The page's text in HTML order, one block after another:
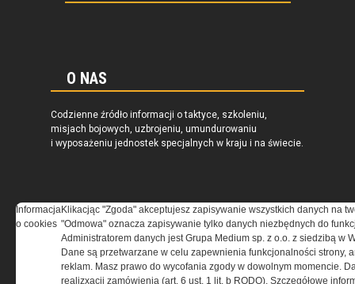
O NAS
Codzienne źródło informacji o taktyce, szkoleniu,
misjach bojowych, uzbrojeniu, umundurowaniu
i wyposażeniu jednostek specjalnych w kraju i na świecie.
REGULAMIN
Regulamin określa zasady korzystania z portalu
www.special-ops.pl
Informacja
o cookies
Klikacjąc "Zgoda" akceptujesz zapisywanie wszystkich danych na
"Odmowa" oznacza zapisywanie tylko danych niezbędnych do
Administratorem danych jest Grupa Medium sp. z o.o. z siedzibą w
Dane są przetwarzane w celu zapewnienia funkcjonalności strony,
reklam. Masz prawo do wycofania zgody w dowolnym momencie.
realizxacji zamówienia (art. 6 ust. 1 lit. b RODO). Szczegółowe